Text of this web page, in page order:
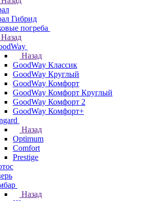
Гибрид
погреба
Назад
Назад
GoodWay Классик
GoodWay Круглый
GoodWay Комфорт
GoodWay Комфорт Круглый
GoodWay Комфорт 2
GoodWay Комфорт+
Назад
Optimum
Comfort
Prestige
Назад